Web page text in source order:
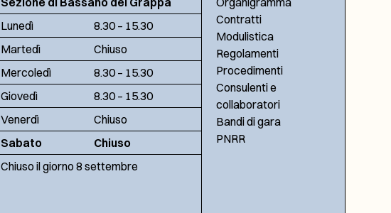
Lunedì
8.30 – 15.30
Martedì
Chiuso
Mercoledì
8.30 – 15.30
Giovedì
8.30 – 15.30
Venerdì
Chiuso
Sabato
Chiuso
Chiuso il giorno 8 settembre
Contratti
Modulistica
Regolamenti
Procedimenti
Consulenti e
collaboratori
Bandi di gara
PNRR